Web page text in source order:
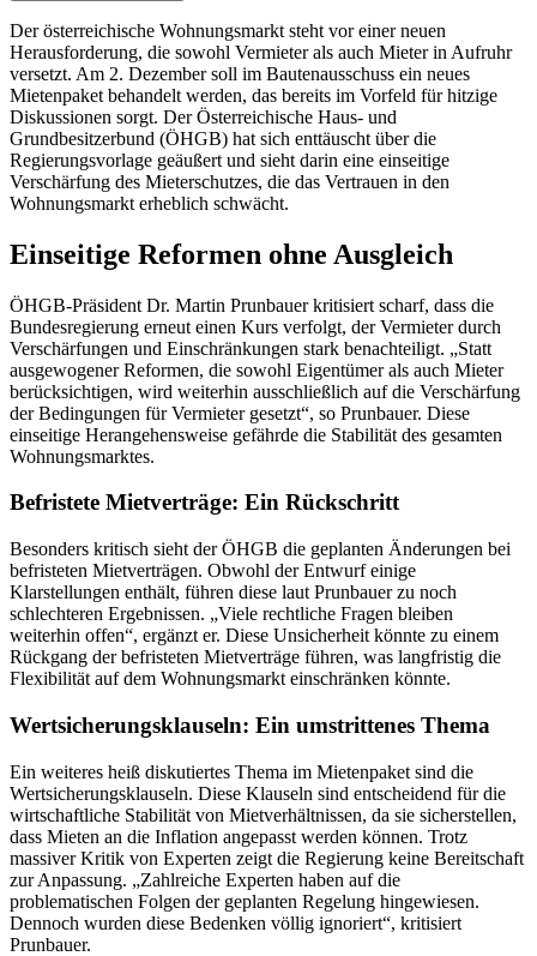
Der österreichische Wohnungsmarkt steht vor einer neuen
Herausforderung, die sowohl Vermieter als auch Mieter in Aufruhr
versetzt. Am 2. Dezember soll im Bautenausschuss ein neues
Mietenpaket behandelt werden, das bereits im Vorfeld für hitzige
Diskussionen sorgt. Der Österreichische Haus- und
Grundbesitzerbund (ÖHGB) hat sich enttäuscht über die
Regierungsvorlage geäußert und sieht darin eine einseitige
Verschärfung des Mieterschutzes, die das Vertrauen in den
Wohnungsmarkt erheblich schwächt.
Einseitige Reformen ohne Ausgleich
ÖHGB-Präsident Dr. Martin Prunbauer kritisiert scharf, dass die
Bundesregierung erneut einen Kurs verfolgt, der Vermieter durch
Verschärfungen und Einschränkungen stark benachteiligt. „Statt
ausgewogener Reformen, die sowohl Eigentümer als auch Mieter
berücksichtigen, wird weiterhin ausschließlich auf die Verschärfung
der Bedingungen für Vermieter gesetzt“, so Prunbauer. Diese
einseitige Herangehensweise gefährde die Stabilität des gesamten
Wohnungsmarktes.
Befristete Mietverträge: Ein Rückschritt
Besonders kritisch sieht der ÖHGB die geplanten Änderungen bei
befristeten Mietverträgen. Obwohl der Entwurf einige
Klarstellungen enthält, führen diese laut Prunbauer zu noch
schlechteren Ergebnissen. „Viele rechtliche Fragen bleiben
weiterhin offen“, ergänzt er. Diese Unsicherheit könnte zu einem
Rückgang der befristeten Mietverträge führen, was langfristig die
Flexibilität auf dem Wohnungsmarkt einschränken könnte.
Wertsicherungsklauseln: Ein umstrittenes Thema
Ein weiteres heiß diskutiertes Thema im Mietenpaket sind die
Wertsicherungsklauseln. Diese Klauseln sind entscheidend für die
wirtschaftliche Stabilität von Mietverhältnissen, da sie sicherstellen,
dass Mieten an die Inflation angepasst werden können. Trotz
massiver Kritik von Experten zeigt die Regierung keine Bereitschaft
zur Anpassung. „Zahlreiche Experten haben auf die
problematischen Folgen der geplanten Regelung hingewiesen.
Dennoch wurden diese Bedenken völlig ignoriert“, kritisiert
Prunbauer.